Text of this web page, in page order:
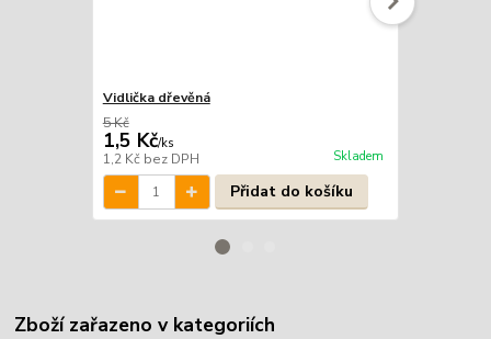
Vidlička dřevěná
5 Kč
1,5 Kč/ks
1,2 Kč bez DPH Skladem
Přidat do košíku
Zboží zařazeno v kategoriích